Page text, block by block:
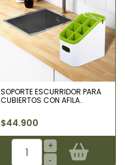
SOPORTE ESCURRIDOR PARA
CUBIERTOS CON AFILA..
$44.900
+
-